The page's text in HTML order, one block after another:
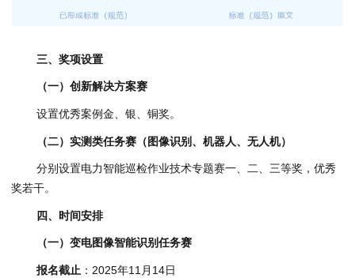
三、 奖项设置
（一）创新解决方案赛
设置优秀案例金、银、铜奖。
（二）实测类任务赛（图像识别、机器人、无人机）
分别设置电力智能巡检作业技术专题赛一、二、三等奖，优秀
奖若干。
四、 时间安排
（一）变电图像智能识别任务赛
报名截止 ：2025年11月14日